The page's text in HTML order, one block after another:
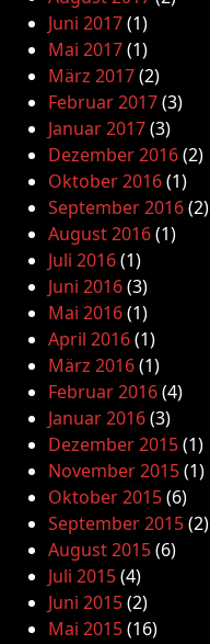
Juni 2017(1)
Mai 2017(1)
März 2017(2)
Februar 2017(3)
Januar 2017(3)
Dezember 2016(2)
Oktober 2016(1)
September 2016(2)
August 2016(1)
Juli 2016(1)
Juni 2016(3)
Mai 2016(1)
April 2016(1)
März 2016(1)
Februar 2016(4)
Januar 2016(3)
Dezember 2015(1)
November 2015(1)
Oktober 2015(6)
September 2015(2)
August 2015(6)
Juli 2015(4)
Juni 2015(2)
Mai 2015(16)